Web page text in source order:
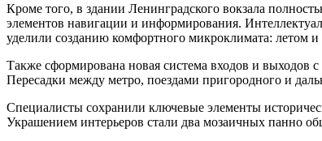
Кроме того, в здании Ленинградского вокзала
элементов навигации и информирования.
уделили созданию комфортного микроклимата: летом
Также сформирована новая система входов и выходов
Пересадки между метро, поездами пригородного и
Специалисты сохранили ключевые элементы
Украшением интерьеров стали два мозаичных панно